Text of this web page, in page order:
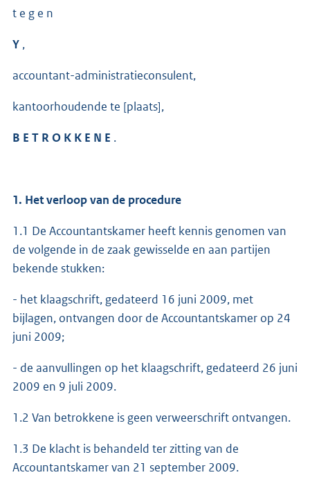
t e g e n
Y ,
accountant-administratieconsulent,
kantoorhoudende te [plaats],
B E T R O K K E N E .
1. Het verloop van de procedure
1.1 De Accountantskamer heeft kennis genomen van
de volgende in de zaak gewisselde en aan partijen
bekende stukken:
- het klaagschrift, gedateerd 16 juni 2009, met
bijlagen, ontvangen door de Accountantskamer op 24
juni 2009;
- de aanvullingen op het klaagschrift, gedateerd 26 juni
2009 en 9 juli 2009.
1.2 Van betrokkene is geen verweerschrift ontvangen.
1.3 De klacht is behandeld ter zitting van de
Accountantskamer van 21 september 2009.